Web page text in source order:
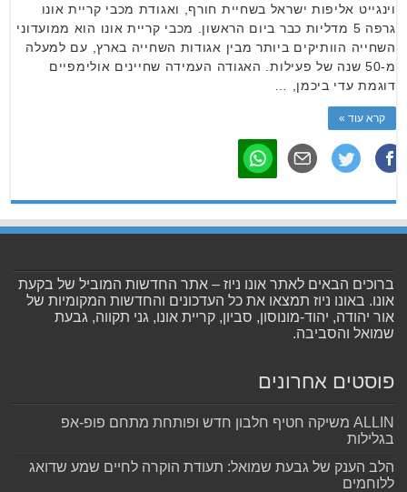
וינגייט אליפות ישראל בשחיית חורף, ואגודת מכבי קריית אונו
גרפה 5 מדליות כבר ביום הראשון. מכבי קריית אונו הוא ממועדוני
השחייה הוותיקים ביותר מבין אגודות השחייה בארץ, עם למעלה
מ-50 שנה של פעילות. האגודה העמידה שחיינים אולימפיים
דוגמת עדי ביכמן, …
קרא עוד »
ברוכים הבאים לאתר אונו ניוז – אתר החדשות המוביל של בקעת
אונו. באונו ניוז תמצאו את כל העדכונים והחדשות המקומיות של
אור יהודה, יהוד-מונוסון, סביון, קריית אונו, גני תקווה, גבעת
שמואל והסביבה.
פוסטים אחרונים
ALLIN משיקה חטיף חלבון חדש ופותחת מתחם פופ-אפ
בגלילות
הלב הענק של גבעת שמואל: תעודת הוקרה לחיים שמע שדואג
ללוחמים